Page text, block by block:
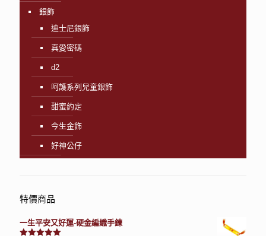
銀飾
迪士尼銀飾
真愛密碼
d2
呵護系列兒童銀飾
甜蜜約定
今生金飾
好神公仔
特價商品
一生平安又好運-硬金編織手鍊